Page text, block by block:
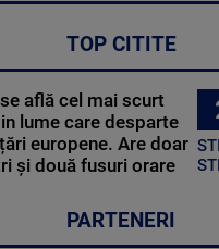
TOP CITITE
află cel mai scurt
lume care desparte
europene. Are doar
și două fusuri orare
PARTENERI